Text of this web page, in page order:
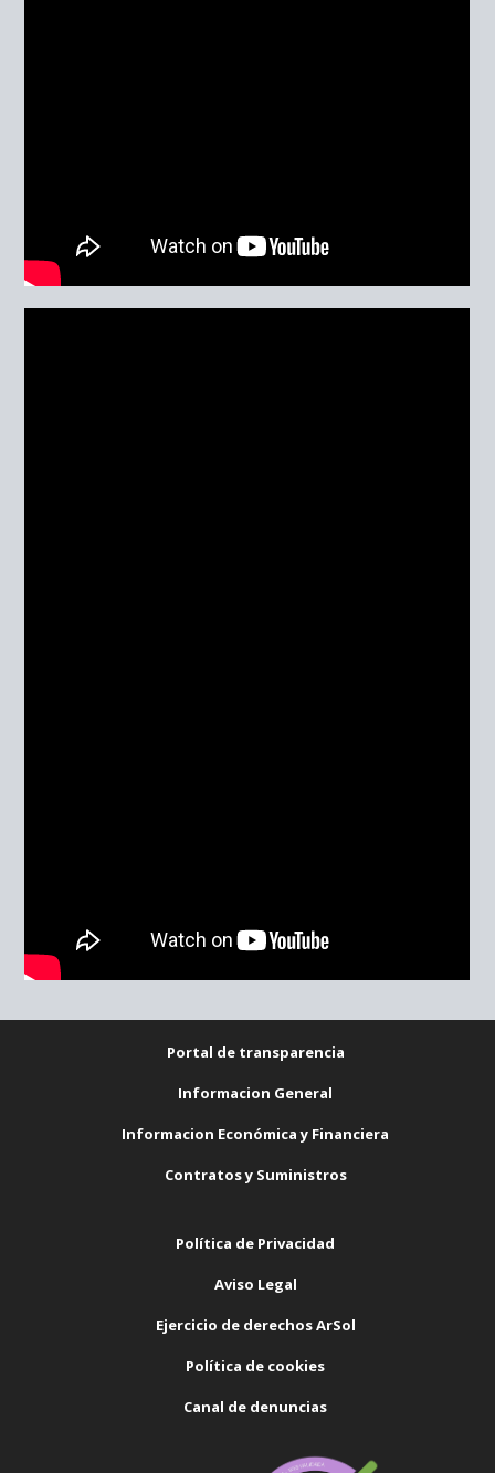
Portal de transparencia
Informacion General
Informacion Económica y Financiera
Contratos y Suministros
Política de Privacidad
Aviso Legal
Ejercicio de derechos ArSol
Política de cookies
Canal de denuncias